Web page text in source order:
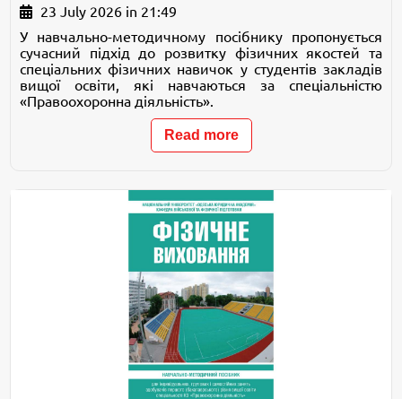
23 July 2026 in 21:49
У навчально-методичному посібнику пропонується
сучасний підхід до розвитку фізичних якостей та
спеціальних фізичних навичок у студентів закладів
вищої освіти, які навчаються за спеціальністю
«Правоохоронна діяльність».
Read more